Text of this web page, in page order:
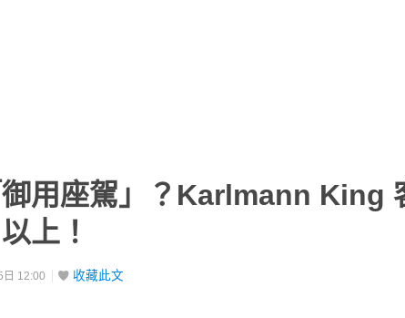
用座駕」？Karlmann King
上！
日 12:00 收藏此文